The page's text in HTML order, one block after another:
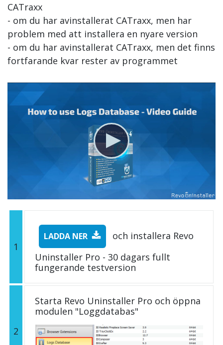
CATraxx
- om du har avinstallerat CATraxx, men har
problem med att installera en nyare version
- om du har avinstallerat CATraxx, men det finns
fortfarande kvar rester av programmet
1
LADDA NER
och installera Revo
Uninstaller Pro - 30 dagars fullt
fungerande testversion
2
Starta Revo Uninstaller Pro och öppna
modulen "Loggdatabas"